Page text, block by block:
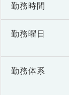
勤務時間
勤務曜日
勤務体系